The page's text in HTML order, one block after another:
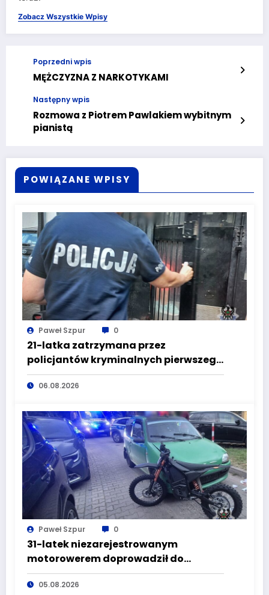
Zobacz Wszystkie Wpisy
Poprzedni wpis
MĘŻCZYZNA Z NARKOTYKAMI
Następny wpis
Rozmowa z Piotrem Pawlakiem wybitnym
pianistą
POWIĄZANE WPISY
Paweł Szpur 0
21-latka zatrzymana przez
policjantów kryminalnych pierwszego
komisariatu za kradzieże sklepowe
06.08.2026
Paweł Szpur 0
31-latek niezarejestrowanym
motorowerem doprowadził do
wypadku będąc pod wpływem
alkoholu
05.08.2026